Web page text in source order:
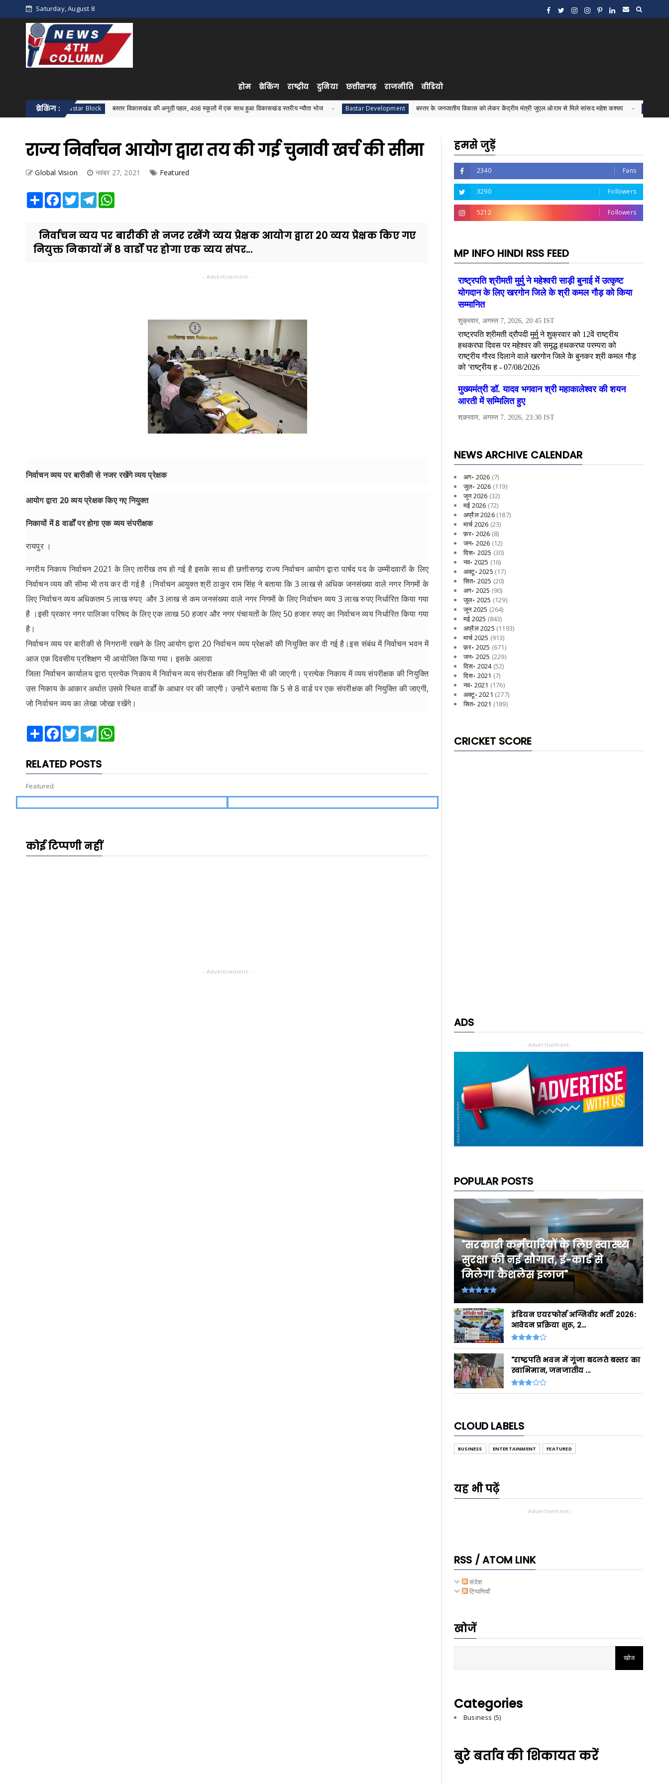
Saturday, August 8
होम ब्रेकिंग राष्ट्रीय दुनिया छत्तीसगढ़ राजनीति वीडियो
ब्रेकिंग :
Bastar Block बस्तर विकासखंड की अनूठी पहल, 498 स्कूलों में एक साथ हुआ विकासखंड स्तरीय न्यौता भोज Bastar Development बस्तर के जनजातीय विकास को लेकर केंद्रीय मंत्री जुएल ओराम से मिले सांसद महेश कश्यप Bastar News
राज्य निर्वाचन आयोग द्वारा तय की गई चुनावी खर्च की सीमा
Global Vision नवंबर 27, 2021 Featured
Share Facebook
TwitterTelegram
निर्वाचन व्यय पर बारीकी से नजर रखेंगे व्यय प्रेक्षक आयोग द्वारा 20 व्यय प्रेक्षक किए गए
नियुक्त निकायों में 8 वार्डों पर होगा एक व्यय संपर...
- Advertisement -
निर्वाचन व्यय पर बारीकी से नजर रखेंगे व्यय प्रेक्षक
आयोग द्वारा 20 व्यय प्रेक्षक किए गए नियुक्त
निकायों में 8 वार्डों पर होगा एक व्यय संपरीक्षक
रायपुर ।
नगरीय निकाय निर्वाचन 2021 के लिए तारीख तय हो गई है इसके साथ ही छत्तीसगढ़ राज्य निर्वाचन आयोग द्वारा पार्षद पद के उम्मीदवारों के लिए
निर्वाचन व्यय की सीमा भी तय कर दी गई है ।निर्वाचन आयुक्त श्री ठाकुर राम सिंह ने बताया कि 3 लाख से अधिक जनसंख्या वाले नगर निगमों के
लिए निर्वाचन व्यय अधिकतम 5 लाख रुपए और 3 लाख से कम जनसंख्या वाले नगर निगमों के लिए निर्वाचन व्यय 3 लाख रुपए निर्धारित किया गया
है ।इसी प्रकार नगर पालिका परिषद के लिए एक लाख 50 हजार और नगर पंचायतों के लिए 50 हजार रुपए का निर्वाचन व्यय निर्धारित किया गया
है।
निर्वाचन व्यय पर बारीकी से निगरानी रखने के लिए आयोग द्वारा 20 निर्वाचन व्यय प्रेक्षकों की नियुक्ति कर दी गई है।इस संबंध में निर्वाचन भवन में
आज एक दिवसीय प्रशिक्षण भी आयोजित किया गया। इसके अलावा
जिला निर्वाचन कार्यालय द्वारा प्रत्येक निकाय में निर्वाचन व्यय संपरीक्षक की नियुक्ति भी की जाएगी। प्रत्येक निकाय में व्यय संपरीक्षक की नियुक्ति
उस निकाय के आकार अर्थात उसमे स्थित वार्डों के आधार पर की जाएगी। उन्होंने बताया कि 5 से 8 वार्ड पर एक संपरीक्षक की नियुक्ति की जाएगी,
जो निर्वाचन व्यय का लेखा जोखा रखेंगे।
Share Facebook
TwitterTelegram
RELATED POSTS
Featured
कोई टिप्पणी नहीं
- Advertisement -
हमसे जुड़ें
2340 Fans
3290 Followers
5212 Followers
MP INFO HINDI RSS FEED
NEWS ARCHIVE CALENDAR
अग॰ 2026 (7)
जुल॰ 2026 (119)
जून 2026 (32)
मई 2026 (72)
अप्रैल 2026(187)
मार्च 2026 (23)
फ़र॰ 2026 (8)
जन॰ 2026 (12)
दिस॰ 2025 (30)
नव॰ 2025 (16)
अक्टू॰ 2025 (17)
सित॰ 2025 (20)
अग॰ 2025 (90)
जुल॰ 2025 (129)
जून 2025 (264)
मई 2025 (843)
अप्रैल 2025 (1193)
मार्च 2025 (913)
फ़र॰ 2025 (671)
जन॰ 2025 (229)
दिस॰ 2024(52)
दिस॰ 2021 (7)
नव॰ 2021 (176)
अक्टू॰ 2021 (277)
सित॰ 2021 (189)
CRICKET SCORE
ADS
- Advertisement -
POPULAR POSTS
"सरकारी कर्मचारियों के लिए स्वास्थ्य
सुरक्षा की नई सौगात, ई-कार्ड से
मिलेगा कैशलेस इलाज"
इंडियन एयरफोर्स अग्निवीर भर्ती 2026:
आवेदन प्रक्रिया शुरू, 2...
"राष्ट्रपति भवन में गूंजा बदलते बस्तर का
स्वाभिमान, जनजातीय ...
CLOUD LABELS
BUSINESS ENTERTAINMENT FEATURED
यह भी पढ़ें
- Advertisement -
RSS / ATOM LINK
संदेश
टिप्पणियाँ
खोजें
Categories
Business (5)
बुरे बर्ताव की शिकायत करें